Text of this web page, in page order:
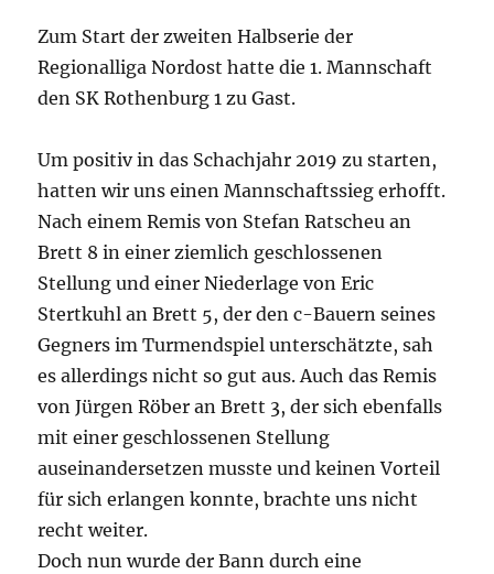
Zum Start der zweiten Halbserie der
Regionalliga Nordost hatte die 1. Mannschaft
den SK Rothenburg 1 zu Gast.
Um positiv in das Schachjahr 2019 zu starten,
hatten wir uns einen Mannschaftssieg erhofft.
Nach einem Remis von Stefan Ratscheu an
Brett 8 in einer ziemlich geschlossenen
Stellung und einer Niederlage von Eric
Stertkuhl an Brett 5, der den c-Bauern seines
Gegners im Turmendspiel unterschätzte, sah
es allerdings nicht so gut aus. Auch das Remis
von Jürgen Röber an Brett 3, der sich ebenfalls
mit einer geschlossenen Stellung
auseinandersetzen musste und keinen Vorteil
für sich erlangen konnte, brachte uns nicht
recht weiter.
Doch nun wurde der Bann durch eine